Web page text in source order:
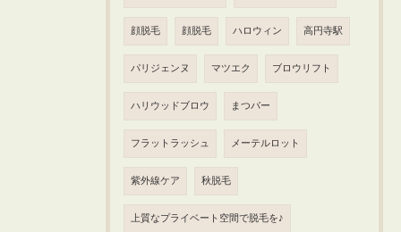
顔脱毛 顔脱毛 ハロウィン 高円寺駅
パリジェンヌ マツエク ブロウリフト
ハリウッドブロウ まつパー
フラットラッシュ メーテルロット
紫外線ケア 秋脱毛
上質なプライベート空間で脱毛を♪